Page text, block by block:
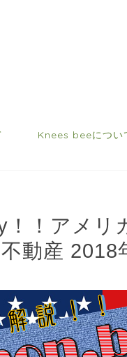
Knees beeについ
！！アメ
動産 2018